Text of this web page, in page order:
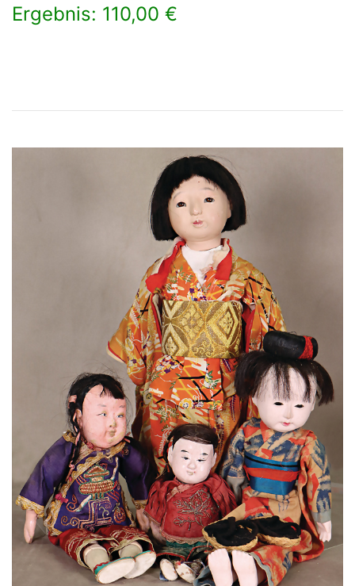
Ergebnis: 110,00 €